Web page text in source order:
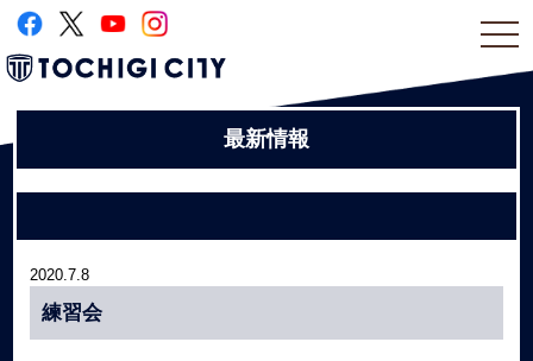
最新情報
2020.7.8
練習会